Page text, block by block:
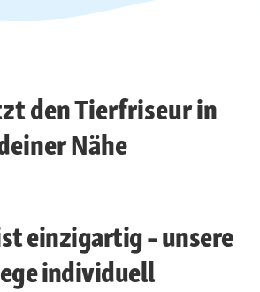
den Tierfriseur in
Nähe
einzigartig – unsere
individuell